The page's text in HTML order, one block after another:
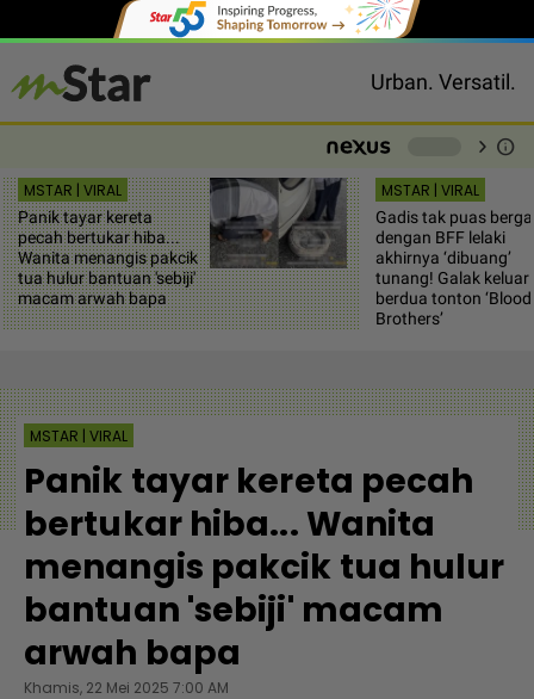
Urban. Versatil.
chevron_right info
MSTAR | VIRAL
Panik tayar kereta
pecah bertukar hiba...
Wanita menangis pakcik
tua hulur bantuan 'sebiji'
macam arwah bapa
MSTAR | VIRAL
Gadis tak puas
dengan BFF lelaki
akhirnya ‘dibuang’
tunang! Galak keluar
berdua tonton ‘Blood
Brothers’
MSTAR | VIRAL
Panik tayar kereta pecah
bertukar hiba... Wanita
menangis pakcik tua hulur
bantuan 'sebiji' macam
arwah bapa
Khamis, 22 Mei 2025 7:00 AM